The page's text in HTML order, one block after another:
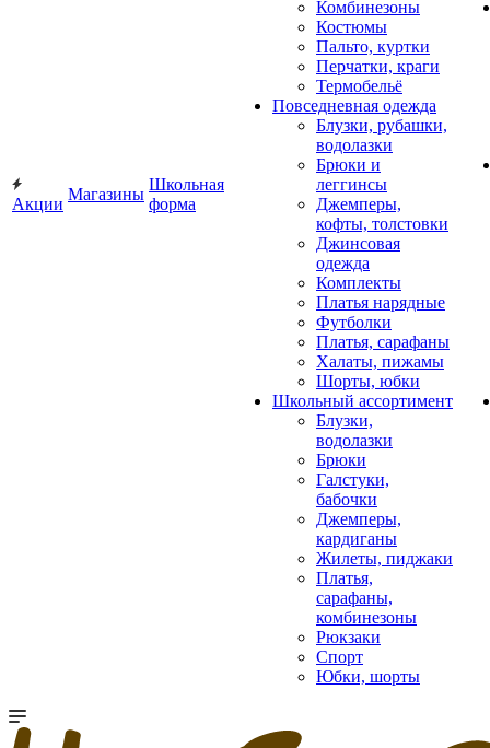
Акции
Магазины
Школьная
форма
Комбинезоны
Костюмы
Пальто, куртки
Перчатки, краги
Термобельё
Повседневная одежда
Блузки, рубашки,
водолазки
Брюки и
леггинсы
Джемперы,
кофты, толстовки
Джинсовая
одежда
Комплекты
Платья нарядные
Футболки
Платья, сарафаны
Халаты, пижамы
Шорты, юбки
Школьный ассортимент
Блузки,
водолазки
Брюки
Галстуки,
бабочки
Джемперы,
кардиганы
Жилеты, пиджаки
Платья,
сарафаны,
комбинезоны
Рюкзаки
Спорт
Юбки, шорты